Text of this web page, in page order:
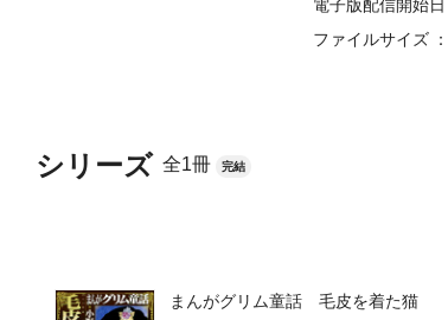
シリーズ 全1冊 完結
まんがグリム童話 毛皮を着た猫
電子版配信開始日
ファイルサイズ